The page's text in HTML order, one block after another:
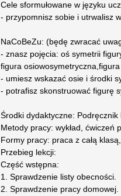
Cele sformułowane w języku
- przypomnisz sobie i utrwalisz
NaCoBeZu: (będę zwracać
- znasz pojęcia: oś symetrii
figura
- umiesz wskazać osie i środki
- potrafisz skonstruować figurę
Środki dydaktyczne:
Metody pracy: wykład, ćwiczeń
Formy pracy: praca z całą
Przebieg lekcji:
Część wstępna:
1. Sprawdzenie listy obecności.
2. Sprawdzenie pracy domowej.